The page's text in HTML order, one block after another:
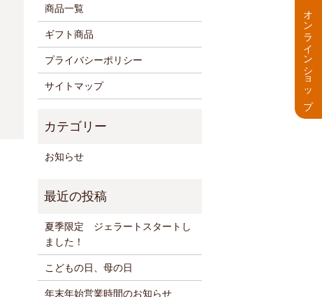
商品一覧
ギフト商品
プライバシーポリシー
サイトマップ
お知らせ
夏季限定 ジェラートスタートし
ました！
こどもの日、母の日
年末年始営業時間のお知らせ
オンラインショップ